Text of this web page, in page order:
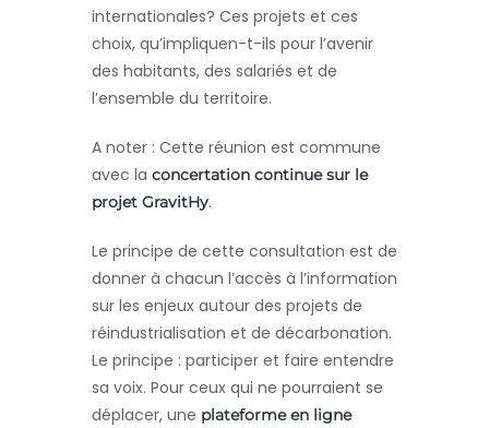
internationales? Ces projets et ces
choix, qu’impliquen-t-ils pour l’avenir
des habitants, des salariés et de
l’ensemble du territoire.
A noter : Cette réunion est commune
avec la concertation continue sur le
projet GravitHy.
Le principe de cette consultation est de
donner à chacun l’accès à l’information
sur les enjeux autour des projets de
réindustrialisation et de décarbonation.
Le principe : participer et faire entendre
sa voix. Pour ceux qui ne pourraient se
déplacer, une plateforme en ligne